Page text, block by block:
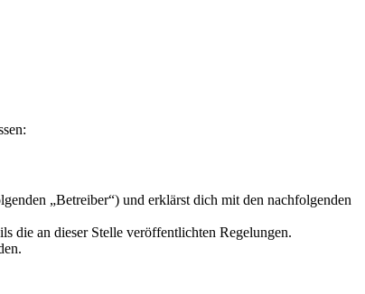
„Betreiber“) und erklärst dich mit den nachfolgenden
die an dieser Stelle veröffentlichten Regelungen.